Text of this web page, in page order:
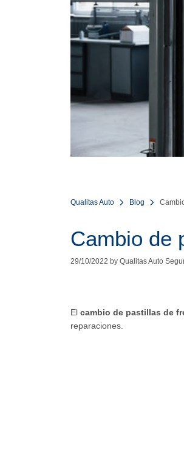
Qualitas Auto Blog
Cambio de
29/10/2022 by Qualitas Auto
Elcambio de pastillas de
reparaciones.